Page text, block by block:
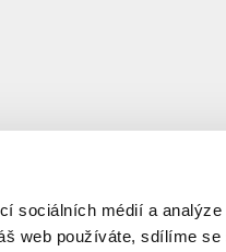
sociálních médií a
web používáte, sdílíme